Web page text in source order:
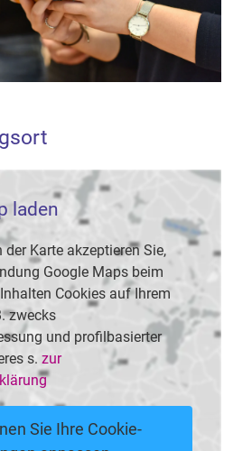
laden
Karte akzeptieren Sie,
Google Maps beim
Cookies auf Ihrem
zwecks
und profilbasierter
s. zur
Sie Ihre Cookie-